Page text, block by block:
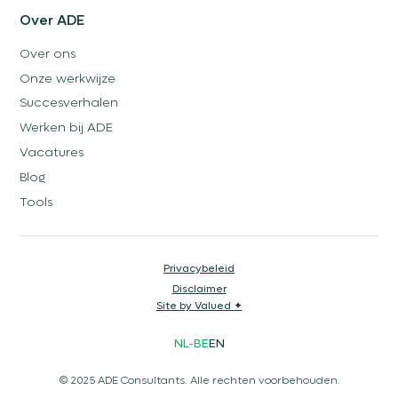
Over ADE
Over ons
Onze werkwijze
Succesverhalen
Werken bij ADE
Vacatures
Blog
Tools
NL-BEEN
© 2025 ADE Consultants. Alle rechten voorbehouden.
Privacybeleid
Disclaimer
Site by Valued ✦